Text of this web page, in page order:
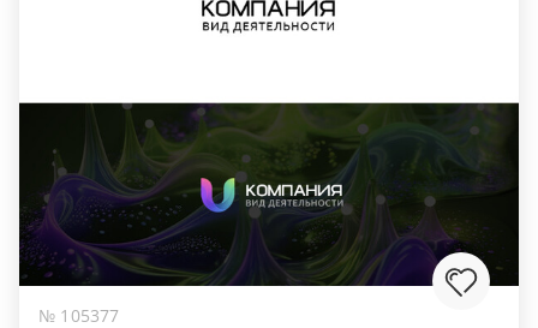
№ 105377